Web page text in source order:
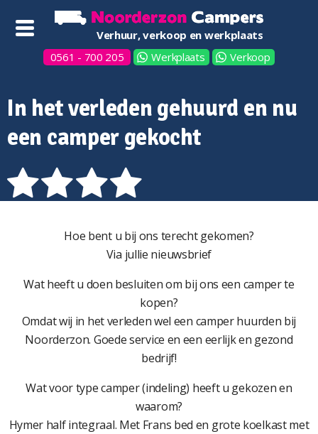
Verhuur, verkoop en werkplaats
0561 - 700 205
Werkplaats Verkoop
In het verleden gehuurd en nu
een camper gekocht
Hoe bent u bij ons terecht gekomen?
Via jullie nieuwsbrief
Wat heeft u doen besluiten om bij ons een camper te
kopen?
Omdat wij in het verleden wel een camper huurden bij
Noorderzon. Goede service en een eerlijk en gezond
bedrijf!
Wat voor type camper (indeling) heeft u gekozen en
waarom?
Hymer half integraal. Met Frans bed en grote koelkast met